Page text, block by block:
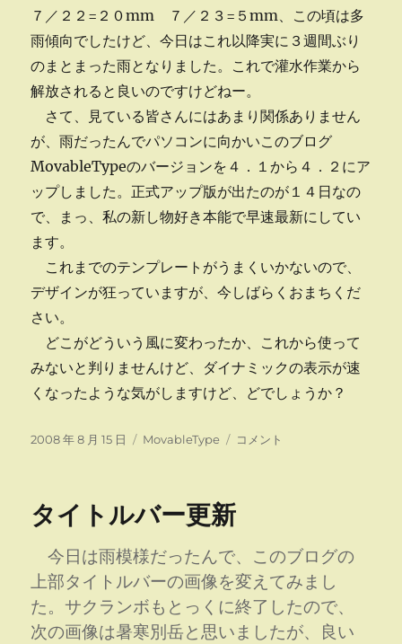
７／２２=２０mm ７／２３=５mm、この頃は多
雨傾向でしたけど、今日はこれ以降実に３週間ぶり
のまとまった雨となりました。これで灌水作業から
解放されると良いのですけどねー。
さて、見ている皆さんにはあまり関係ありません
が、雨だったんでパソコンに向かいこのブログ
MovableTypeのバージョンを４．１から４．２にア
ップしました。正式アップ版が出たのが１４日なの
で、まっ、私の新し物好き本能で早速最新にしてい
ます。
これまでのテンプレートがうまくいかないので、
デザインが狂っていますが、今しばらくおまちくだ
さい。
どこがどういう風に変わったか、これから使って
みないと判りませんけど、ダイナミックの表示が速
くなったような気がしますけど、どでしょうか？
投
2008 年 8 月 15 日
カ
ー
MovableType
こ
グ
ー
ジ
ョ
ン
コメント
タイトルバー更新
今日は雨模様だったんで、このブログの
上部タイトルバーの画像を変えてみまし
た。サクランボもとっくに終了したので、
次の画像は暑寒別岳と思いましたが、良い